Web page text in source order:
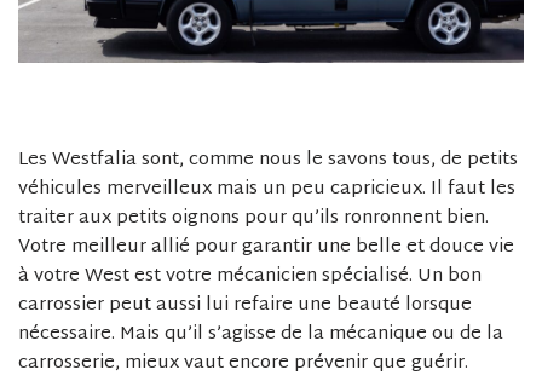
Les Westfalia sont, comme nous le savons tous, de petits
véhicules merveilleux mais un peu capricieux. Il faut les
traiter aux petits oignons pour qu’ils ronronnent bien.
Votre meilleur allié pour garantir une belle et douce vie
à votre West est votre mécanicien spécialisé. Un bon
carrossier peut aussi lui refaire une beauté lorsque
nécessaire. Mais qu’il s’agisse de la mécanique ou de la
carrosserie, mieux vaut encore prévenir que guérir.